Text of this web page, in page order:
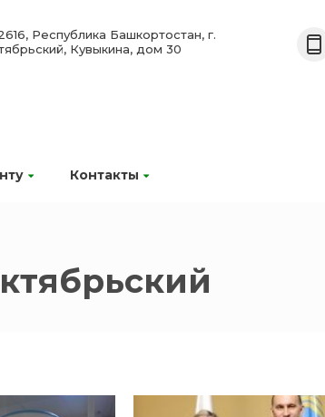
Контакты
Республика Башкортостан, г.
Кувыкина, дом 30